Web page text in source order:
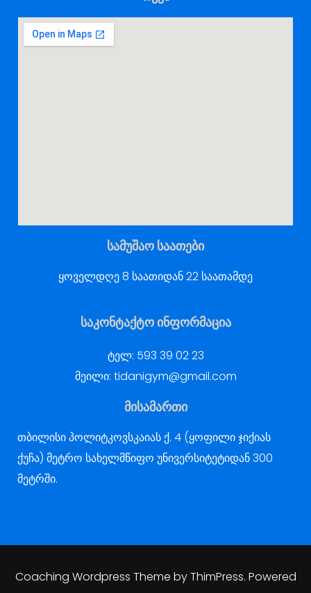
სამუშაო საათები
ყოველდღე 8 საათიდან 22 საათამდე
საკონტაქტო ინფორმაცია
ტელ: 593 39 02 23
მეილი: tidanigym@gmail.com
მისამართი
თბილისი პოლიტკოვსკაიას ქ. 4 (ყოფილი ჯიქიას
ქუჩა) მეტრო სახელმწიფო უნივერსიტეტიდან 300
მეტრში.
Coaching Wordpress Theme byThimPress. Powered